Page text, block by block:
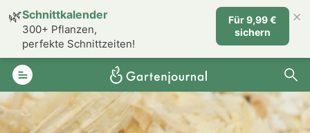
🌿Schnittkalender
300+ Pflanzen,
perfekte Schnittzeiten!
Für 9,99 €
sichern
×